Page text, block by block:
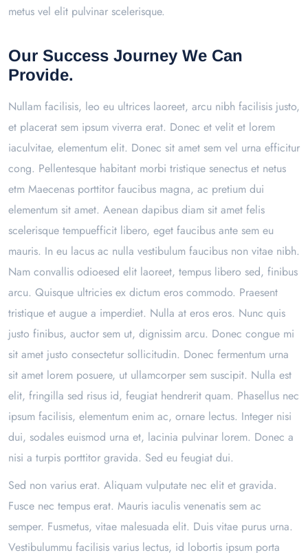
metus vel elit pulvinar scelerisque.
Our Success Journey We Can
Provide.
Nullam facilisis, leo eu ultrices laoreet, arcu nibh facilisis justo,
et placerat sem ipsum viverra erat. Donec et velit et lorem
iaculvitae, elementum elit. Donec sit amet sem vel urna efficitur
cong. Pellentesque habitant morbi tristique senectus et netus
etm Maecenas porttitor faucibus magna, ac pretium dui
elementum sit amet. Aenean dapibus diam sit amet felis
scelerisque tempuefficit libero, eget faucibus ante sem eu
mauris. In eu lacus ac nulla vestibulum faucibus non vitae nibh.
Nam convallis odioesed elit laoreet, tempus libero sed, finibus
arcu. Quisque ultricies ex dictum eros commodo. Praesent
tristique et augue a imperdiet. Nulla at eros eros. Nunc quis
justo finibus, auctor sem ut, dignissim arcu. Donec congue mi
sit amet justo consectetur sollicitudin. Donec fermentum urna
sit amet lorem posuere, ut ullamcorper sem suscipit. Nulla est
elit, fringilla sed risus id, feugiat hendrerit quam. Phasellus nec
ipsum facilisis, elementum enim ac, ornare lectus. Integer nisi
dui, sodales euismod urna et, lacinia pulvinar lorem. Donec a
nisi a turpis porttitor gravida. Sed eu feugiat dui.
Sed non varius erat. Aliquam vulputate nec elit et gravida.
Fusce nec tempus erat. Mauris iaculis venenatis sem ac
semper. Fusmetus, vitae malesuada elit. Duis vitae purus urna.
Vestibulummu facilisis varius lectus, id lobortis ipsum porta